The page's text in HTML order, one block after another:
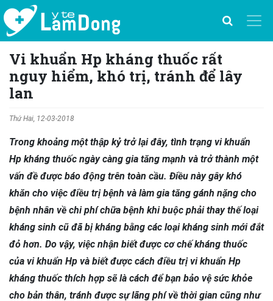
Vi khuẩn Hp kháng thuốc rất
nguy hiểm, khó trị, tránh để lây
lan
Thứ Hai, 12-03-2018
Trong khoảng một thập kỷ trở lại đây, tình trạng vi khuẩn
Hp kháng thuốc ngày càng gia tăng mạnh và trở thành một
vấn đề được báo động trên toàn cầu. Điều này gây khó
khăn cho việc điều trị bệnh và làm gia tăng gánh nặng cho
bệnh nhân về chi phí chữa bệnh khi buộc phải thay thế loại
kháng sinh cũ đã bị kháng bằng các loại kháng sinh mới đắt
đỏ hơn. Do vậy, việc nhận biết được cơ chế kháng thuốc
của vi khuẩn Hp và biết được cách điều trị vi khuẩn Hp
kháng thuốc thích hợp sẽ là cách để bạn bảo vệ sức khỏe
cho bản thân, tránh được sự lãng phí về thời gian cũng như